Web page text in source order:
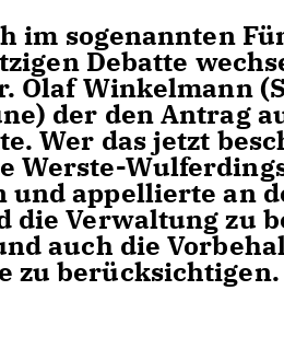
im sogenannten
Debatte
Olaf Winkelmann
der den Antrag
Wer das jetzt
Werste-
und appellierte an
die Verwaltung zu
auch die
zu berücksichtigen.